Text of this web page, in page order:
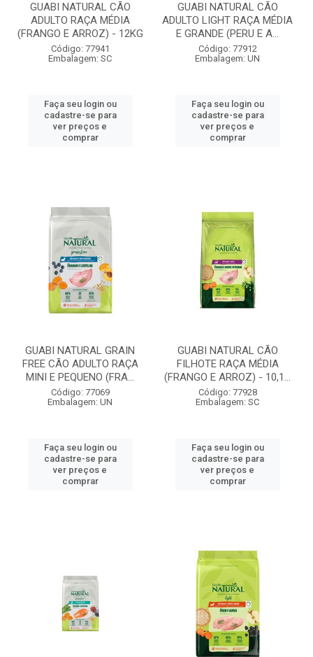
GUABI NATURAL CÃO
ADULTO RAÇA MÉDIA
(FRANGO E ARROZ) - 12KG
Código: 77941
Embalagem: SC
Faça seu login ou
cadastre-se para
ver preços e
comprar
GUABI NATURAL CÃO
ADULTO LIGHT RAÇA MÉDIA
E GRANDE (PERU E A...
Código: 77912
Embalagem: UN
Faça seu login ou
cadastre-se para
ver preços e
comprar
GUABI NATURAL GRAIN
FREE CÃO ADULTO RAÇA
MINI E PEQUENO (FRA...
Código: 77069
Embalagem: UN
Faça seu login ou
cadastre-se para
ver preços e
comprar
GUABI NATURAL CÃO
FILHOTE RAÇA MÉDIA
(FRANGO E ARROZ) - 10,1...
Código: 77928
Embalagem: SC
Faça seu login ou
cadastre-se para
ver preços e
comprar